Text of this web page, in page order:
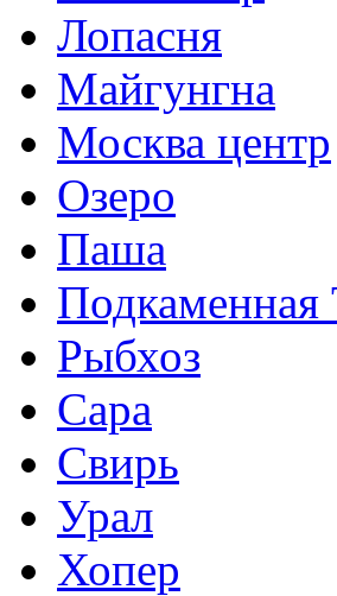
Лопасня
Майгунгна
Москва центр
Озеро
Паша
Подкаменная
Рыбхоз
Сара
Свирь
Урал
Хопер